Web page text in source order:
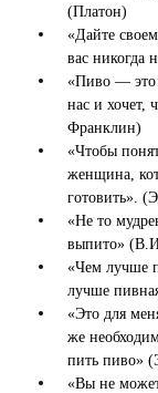
(Платон)
«Дайте
вас никогда
«Пиво — это
нас и хочет,
Франклин)
«Чтобы
женщина,
готовить».
«Не то
выпито»
«Чем лучше
лучше
«Это для
же
пить пиво»
«Вы не